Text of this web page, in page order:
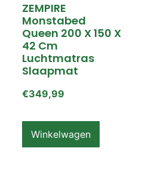
ZEMPIRE
Monstabed
Queen 200 X 150 X
42 Cm
Luchtmatras
Slaapmat
€349,99
Winkelwagen